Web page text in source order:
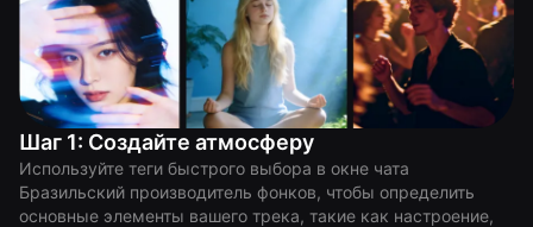
Шаг 1: Создайте атмосферу
Используйте теги быстрого выбора в окне чата
Бразильский производитель фонков, чтобы определить
основные элементы вашего трека, такие как настроение,